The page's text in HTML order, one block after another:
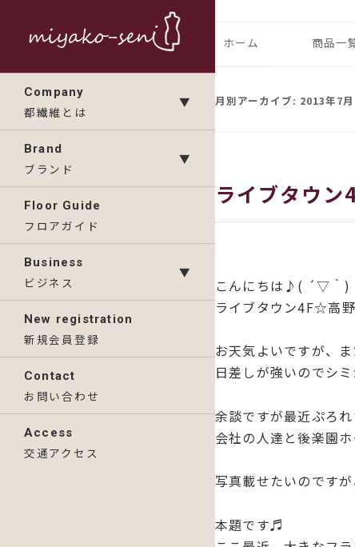
Company
都繊維とは
▼
Brand
ブランド
▼
Floor Guide
フロアガイド
Business
ビジネス
▼
New registration
新規会員登録
Contact
お問い合わせ
Access
交通アクセス
ン
ツ
ッ
フランス
ランドの「
ホーム 商品一
月別アーカイブ: 2013年7月
ライブタウン
こんにちは♪( ´▽｀)
ライブタウン4F☆高
お天気よいですが、
日差しが強いのでシ
余談ですが最近ぷろ
会社の人達と後楽園
写真載せたいのです
本題です♬